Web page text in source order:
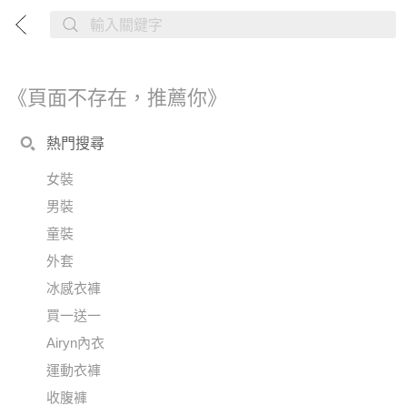
《頁面不存在，推薦你》
熱門搜尋
女裝
男裝
童裝
外套
冰感衣褲
買一送一
Airyn內衣
運動衣褲
收腹褲